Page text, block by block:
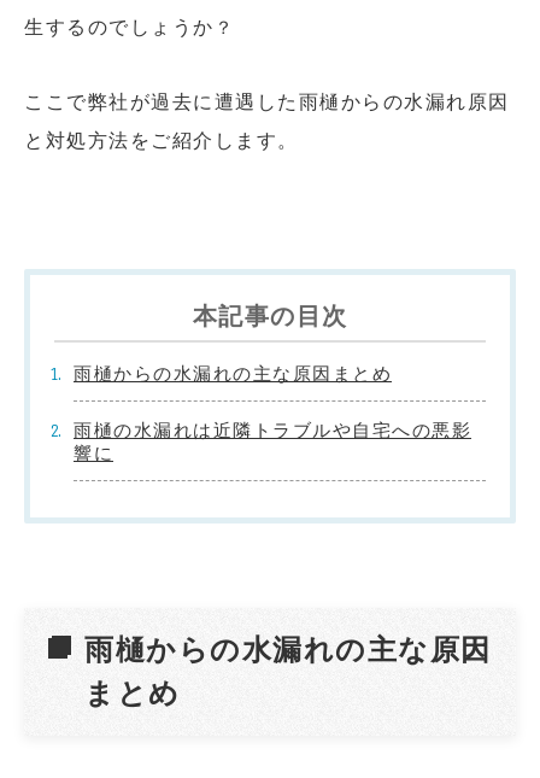
生するのでしょうか ？
ここで弊社が過去に遭遇した雨樋からの水漏れ原因
と対処方法をご紹介します。
本記事の目次
雨樋からの水漏れの主な原因まとめ
雨樋の水漏れは近隣トラブルや自宅への悪影
響に
雨樋からの水漏れの主な原因
まとめ